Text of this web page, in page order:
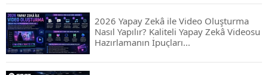
2026 Yapay Zekâ ile Video Oluşturma
Nasıl Yapılır? Kaliteli Yapay Zekâ Videosu
Hazırlamanın İpuçları...